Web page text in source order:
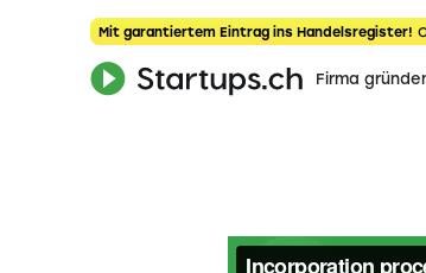
Mit garantiertem Eintrag ins Handelsregister!
Firma